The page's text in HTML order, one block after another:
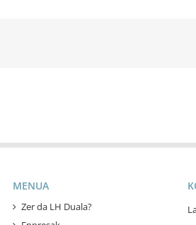
MENUA
Zer da LH Duala?